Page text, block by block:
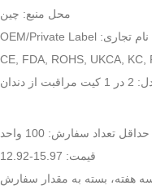
محل منبع: چین
نام تجاری: OEM/Private Label
دندان
تعداد سفارش: 100 واحد
قیمت: 15.97-12.92
هفته، بسته به مقدار سفارش